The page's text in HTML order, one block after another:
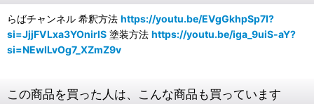
らばチャンネル 希釈方法 https://youtu.be/EVgGkhpSp7I?
si=JjjFVLxa3YOnirlS 塗装方法 https://youtu.be/iga_9uiS-aY?
si=NEwILvOg7_XZmZ9v
この商品を買った人は、こんな商品も買っています